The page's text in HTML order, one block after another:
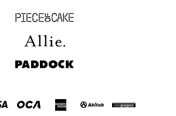
Piece of Cake
Allie
Paddock